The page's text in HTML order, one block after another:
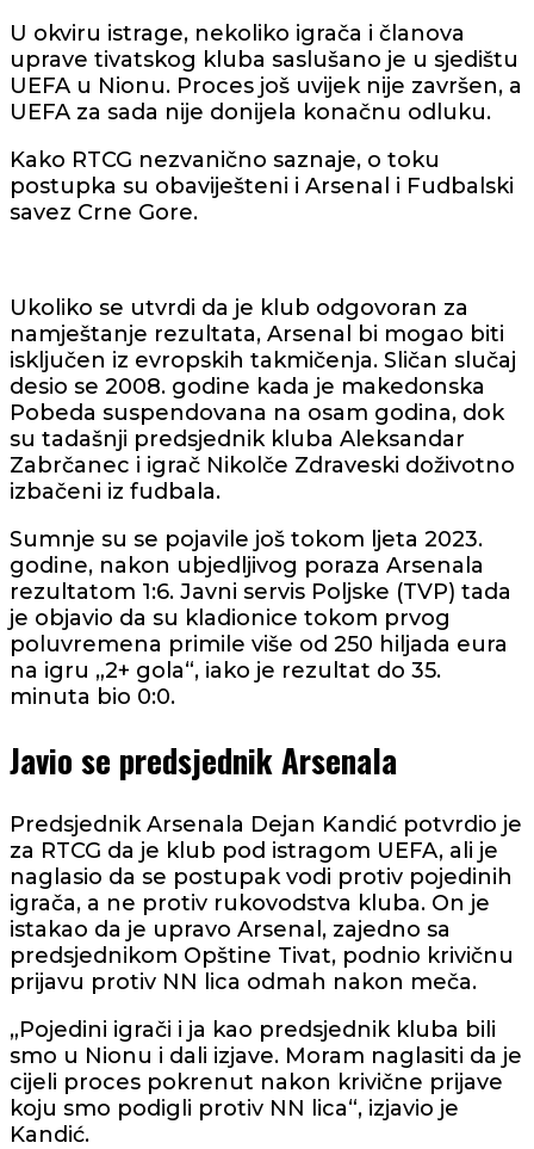
U okviru istrage, nekoliko igrača i članova
uprave tivatskog kluba saslušano je u sjedištu
UEFA u Nionu. Proces još uvijek nije završen, a
UEFA za sada nije donijela konačnu odluku.
Kako RTCG nezvanično saznaje, o toku
postupka su obaviješteni i Arsenal i Fudbalski
savez Crne Gore.
Ukoliko se utvrdi da je klub odgovoran za
namještanje rezultata, Arsenal bi mogao biti
isključen iz evropskih takmičenja. Sličan slučaj
desio se 2008. godine kada je makedonska
Pobeda suspendovana na osam godina, dok
su tadašnji predsjednik kluba Aleksandar
Zabrčanec i igrač Nikolče Zdraveski doživotno
izbačeni iz fudbala.
Sumnje su se pojavile još tokom ljeta 2023.
godine, nakon ubjedljivog poraza Arsenala
rezultatom 1:6. Javni servis Poljske (TVP) tada
je objavio da su kladionice tokom prvog
poluvremena primile više od 250 hiljada eura
na igru „2+ gola“, iako je rezultat do 35.
minuta bio 0:0.
Javio se predsjednik Arsenala
Predsjednik Arsenala Dejan Kandić potvrdio je
za RTCG da je klub pod istragom UEFA, ali je
naglasio da se postupak vodi protiv pojedinih
igrača, a ne protiv rukovodstva kluba. On je
istakao da je upravo Arsenal, zajedno sa
predsjednikom Opštine Tivat, podnio krivičnu
prijavu protiv NN lica odmah nakon meča.
„Pojedini igrači i ja kao predsjednik kluba bili
smo u Nionu i dali izjave. Moram naglasiti da je
cijeli proces pokrenut nakon krivične prijave
koju smo podigli protiv NN lica“, izjavio je
Kandić.